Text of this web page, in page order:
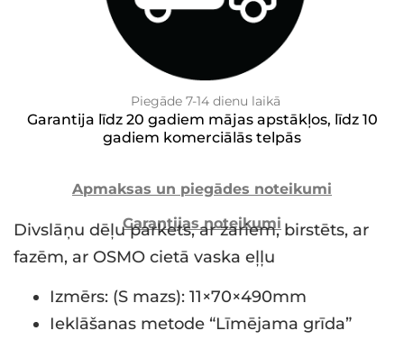
Piegāde 7-14 dienu laikā
Garantija līdz 20 gadiem mājas apstākļos, līdz 10
gadiem komerciālās telpās
Apmaksas un piegādes noteikumi
Garantijas noteikumi
Divslāņu dēļu parkets, ar zariem, birstēts, ar
fazēm, ar OSMO cietā vaska eļļu
Izmērs: (S mazs): 11×70×490mm
Ieklāšanas metode “Līmējama grīda”